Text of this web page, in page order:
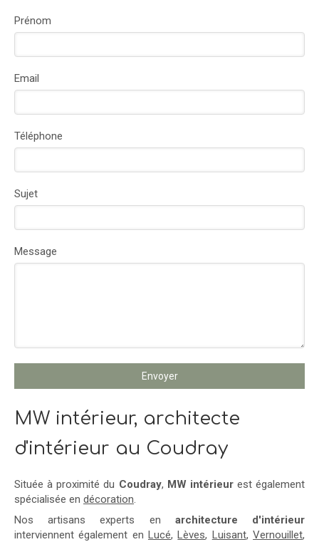
Prénom
Email
Téléphone
Sujet
Message
Envoyer
MW intérieur, architecte
d'intérieur au Coudray
Située à proximité du Coudray, MW intérieurest également
spécialisée en décoration.
Nos artisans experts en architecture d'intérieur
interviennent également en Lucé,Lèves, Luisant,Vernouillet,